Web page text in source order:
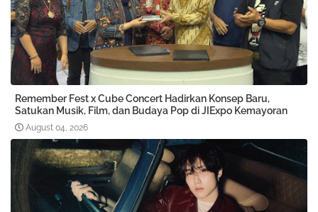
Remember Fest x Cube Concert Hadirkan Konsep Baru,
Satukan Musik, Film, dan Budaya Pop di JIExpo Kemayoran
August 04, 2026